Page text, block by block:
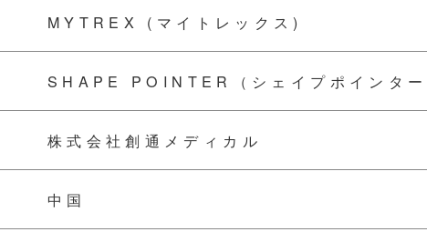
MYTREX (マイトレックス)
SHAPE POINTER（シェイプポインタ
株式会社創通メディカル
中国